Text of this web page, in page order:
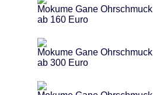
Mokume Gane Ohrschmuck
ab 160 Euro
Mokume Gane Ohrschmuck
ab 300 Euro